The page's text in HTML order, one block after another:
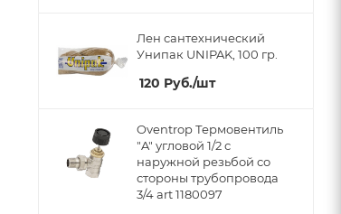
Лен сантехнический
Унипак UNIPAK, 100 гр.
120 Руб./шт
Oventrop Термовентиль
"A" угловой 1/2 с
наружной резьбой со
стороны трубопровода
3/4 art 1180097